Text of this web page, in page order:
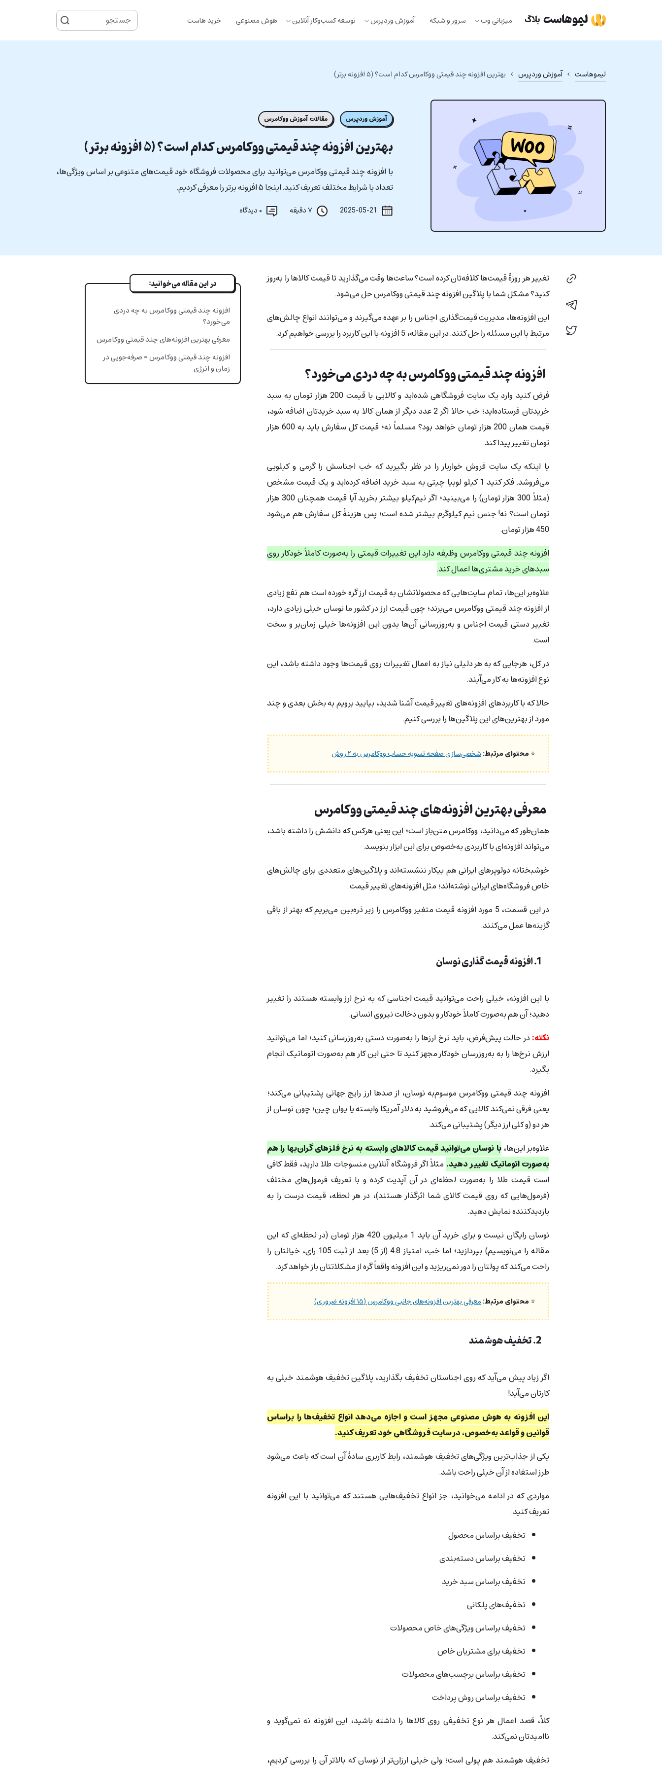
میزبانی وب سرور و شبکه آموزش وردپرس توسعه کسب‌وکار آنلاین هوش مصنوعی خرید هاست
جستجو
برای
لیموهاست › آموزش وردپرس › بهترین افزونه چند قیمتی ووکامرس کدام است؟ (۵ افزونه برتر)
آموزش وردپرس مقالات آموزش ووکامرس
بهترین افزونه چند قیمتی ووکامرس کدام است؟ (۵ افزونه برتر)
با افزونه چند قیمتی ووکامرس می‌توانید برای محصولات‌ فروشگاه خود قیمت‌های متنوعی بر اساس ویژگی‌ها،
تعداد یا شرایط مختلف تعریف کنید. اینجا ۵ افزونه برتر را معرفی کردیم.
دیدگاه
تغییر هر روزۀ قیمت‌ها کلافه‌تان کرده است؟ ساعت‌ها وقت می‌گذارید تا قیمت کالاها را به‌روز
کنید؟ مشکل شما با پلاگین افزونه چند قیمتی ووکامرس حل می‌شود.
این افزونه‌ها، مدیریت قیمت‌گذاری اجناس را بر عهده می‌گیرند و می‌توانند انواع چالش‌های
مرتبط با این مسئله را حل کنند. در این مقاله، 5 افزونه با این کاربرد را بررسی خواهیم کرد.
افزونه چند قیمتی ووکامرس به چه دردی می‌خورد؟
فرض کنید وارد یک سایت فروشگاهی شده‌اید و کالایی با قیمت 200 هزار تومان به سبد
خریدتان فرستاده‌اید؛ خب حالا اگر 2 عدد دیگر از همان کالا به سبد خریدتان اضافه شود،
قیمت همان 200 هزار تومان خواهد بود؟ مسلماً نه؛ قیمت کل سفارش باید به 600 هزار
تومان تغییر پیدا کند.
یا اینکه یک سایت فروش خواربار را در نظر بگیرید که خب اجناسش را گرمی و کیلویی
می‌فروشد. فکر کنید 1 کیلو لوبیا چیتی به سبد خرید اضافه کرده‌اید و یک قیمت مشخص
(مثلاً 300 هزار تومان) را می‌بینید؛ اگر نیم‌کیلو بیشتر بخرید آیا قیمت همچنان 300 هزار
تومان است؟ نه! جنس نیم کیلوگرم بیشتر شده است؛ پس هزینۀ کل سفارش هم می‌شود
450 هزار تومان.
افزونه چند قیمتی ووکامرس وظیفه دارد این تغییرات قیمتی را به‌صورت کاملاً خودکار روی
سبدهای خرید مشتری‌ها اعمال کند.
علاوه‌بر این‌ها، تمام سایت‌هایی که محصولاتشان به قیمت ارز گره خورده است هم نفع زیادی
از افزونه چند قیمتی ووکامرس می‌برند؛ چون قیمت ارز در کشور ما نوسان خیلی زیادی دارد،
تغییر دستی قیمت اجناس و به‌روزرسانی آن‌ها بدون این افزونه‌ها خیلی زمان‌بر و سخت
است.
در کل، هرجایی که به هر دلیلی نیاز به اعمال تغییرات روی قیمت‌ها وجود داشته باشد، این
نوع افزونه‌ها به کار می‌آیند.
حالا که با کاربردهای افزونه‌های تغییر قیمت آشنا شدید، بیایید برویم به بخش بعدی و چند
مورد از بهترین‌های این پلاگین‌ها را بررسی کنیم.
⭐محتوای مرتبط:شخصی‌سازی صفحه تسویه حساب ووکامرس به ۲ روش
معرفی بهترین افزونه‌های چند قیمتی ووکامرس
همان‌طور که می‌دانید، ووکامرس متن‌باز است؛ این یعنی هرکس که دانشش را داشته باشد،
می‌تواند افزونه‌ای با کاربردی به‌خصوص برای این ابزار بنویسد.
خوشبختانه دولوپرهای ایرانی هم بیکار ننشسته‌اند و پلاگین‌های متعددی برای چالش‌های
خاص فروشگاه‌های ایرانی نوشته‌اند؛ مثل افزونه‌های تغییر قیمت.
در این قسمت، 5 مورد افزونه قیمت متغیر ووکامرس را زیر ذره‌بین می‌بریم که بهتر از باقی
گزینه‌ها عمل می‌کنند.
1. افزونه قیمت گذاری نوسان
با این افزونه، خیلی راحت می‌توانید قیمت اجناسی که به نرخ ارز وابسته هستند را تغییر
دهید؛ آن هم به‌صورت کاملاً خودکار و بدون دخالت نیروی انسانی.
نکته: در حالت پیش‌فرض، باید نرخ ارزها را به‌صورت دستی به‌روزرسانی کنید؛ اما می‌توانید
ارزش نرخ‌ها را به‌ به‌روزرسان خودکار مجهز کنید تا حتی این کار هم به‌صورت اتوماتیک انجام
بگیرد.
افزونه چند قیمتی ووکامرس موسوم‌به نوسان، از صدها ارز رایج جهانی پشتیبانی می‌کند؛
یعنی فرقی نمی‌کند کالایی که می‌فروشید به دلار آمریکا وابسته یا یوان چین؛ چون نوسان از
هر دو (و کلی ارز دیگر) پشتیبانی می‌کند.
علاوه‌بر این‌ها،با نوسان می‌توانید قیمت‌ کالاهای وابسته به نرخ فلزهای گران‌بها را هم
به‌صورت اتوماتیک تغییر دهید. مثلاً اگر فروشگاه آنلاین منسوجات طلا دارید، فقط کافی
است قیمت طلا را به‌صورت لحظه‌ای در آن آپدیت کرده و با تعریف فرمول‌های مختلف
(فرمول‌هایی که روی قیمت کالای شما اثرگذار هستند)، در هر لحظه، قیمت درست را به
بازدیدکننده نمایش دهید.
نوسان رایگان نیست و برای خرید آن باید 1 میلیون 420 هزار تومان (در لحظه‌ای که این
مقاله را می‌نویسیم) بپردازید؛ اما خب، امتیاز 4.8 (از 5) بعد از ثبت 105 رای، خیالتان را
راحت می‌کند که پولتان را دور نمی‌ریزید و این افزونه واقعاً گره از مشکلاتتان باز خواهد کرد.
⭐محتوای مرتبط:معرفی بهترین افزونه‌های جانبی ووکامرس (۱۵ افزونه ضروری)
2. تخفیف هوشمند
اگر زیاد پیش می‌آید که روی اجناستان تخفیف بگذارید، پلاگین تخفیف هوشمند خیلی به
کارتان می‌آید!
این افزونه به هوش مصنوعی مجهز است و اجازه می‌دهد انواع تخفیف‌ها را براساس
قوانین و قواعد به‌خصوص، در سایت فروشگاهی خود تعریف کنید.
یکی از جذاب‌ترین ویژگی‌های تخفیف هوشمند، رابط کاربری سادۀ آن است که باعث می‌شود
طرز استفاده از آن خیلی راحت باشد.
مواردی که در ادامه می‌خوانید، جز انواع تخفیف‌هایی هستند که می‌توانید با این افزونه
تعریف کنید:
تخفیف براساس محصول
تخفیف براساس دسته‌بندی
تخفیف براساس سبد خرید
تخفیف‌های پلکانی
تخفیف براساس ویژگی‌های خاص محصولات
تخفیف برای مشتریان خاص
تخفیف براساس برچسب‌های محصولات
تخفیف براساس روش پرداخت
کلاً، قصد اعمال هر نوع تخفیفی روی کالاها را داشته باشید، این افزونه نه نمی‌گوید و
ناامیدتان نمی‌کند.
تخفیف هوشمند هم پولی است؛ ولی خیلی ارزان‌تر از نوسان که بالاتر آن را بررسی کردیم،
در این مقاله می‌خوانید:
افزونه چند قیمتی ووکامرس به چه دردی
می‌خورد؟
معرفی بهترین افزونه‌های چند قیمتی ووکامرس
افزونه چند قیمتی ووکامرس = صرفه‌جویی در
زمان و انرژی